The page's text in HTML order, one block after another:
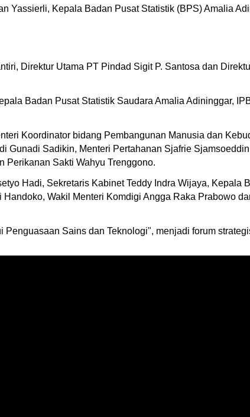
Yassierli, Kepala Badan Pusat Statistik (BPS) Amalia
Direktur Utama PT Pindad Sigit P. Santosa dan
Badan Pusat Statistik Saudara Amalia Adininggar,
Koordinator bidang Pembangunan Manusia dan
Gunadi Sadikin, Menteri Pertahanan Sjafrie
Perikanan Sakti Wahyu Trenggono.
Hadi, Sekretaris Kabinet Teddy Indra Wijaya, Kepala
Wakil Menteri Komdigi Angga Raka Prabowo
Sains dan Teknologi", menjadi forum